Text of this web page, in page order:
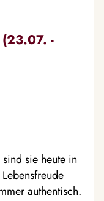
-
sie heute in
authentisch.